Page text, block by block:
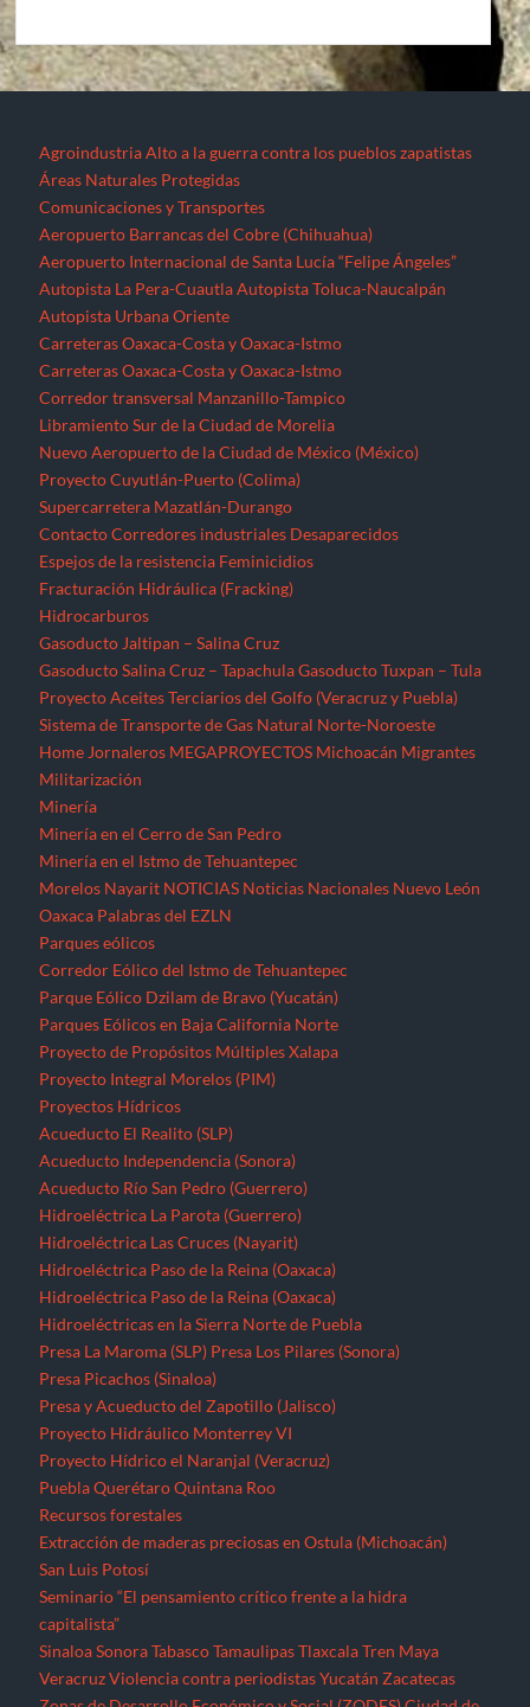
Agroindustria Alto a la guerra contra los pueblos zapatistas
Áreas Naturales Protegidas
Comunicaciones y Transportes
Aeropuerto Barrancas del Cobre (Chihuahua)
Aeropuerto Internacional de Santa Lucía “Felipe Ángeles”
Autopista La Pera-Cuautla Autopista Toluca-Naucalpán
Autopista Urbana Oriente
Carreteras Oaxaca-Costa y Oaxaca-Istmo
Carreteras Oaxaca-Costa y Oaxaca-Istmo
Corredor transversal Manzanillo-Tampico
Libramiento Sur de la Ciudad de Morelia
Nuevo Aeropuerto de la Ciudad de México (México)
Proyecto Cuyutlán-Puerto (Colima)
Supercarretera Mazatlán-Durango
Contacto Corredores industriales Desaparecidos
Espejos de la resistencia Feminicidios
Fracturación Hidráulica (Fracking)
Hidrocarburos
Gasoducto Jaltipan – Salina Cruz
Gasoducto Salina Cruz – Tapachula Gasoducto Tuxpan – Tula
Proyecto Aceites Terciarios del Golfo (Veracruz y Puebla)
Sistema de Transporte de Gas Natural Norte-Noroeste
Home Jornaleros MEGAPROYECTOS Michoacán Migrantes
Militarización
Minería
Minería en el Cerro de San Pedro
Minería en el Istmo de Tehuantepec
Morelos Nayarit NOTICIAS Noticias Nacionales Nuevo León
Oaxaca Palabras del EZLN
Parques eólicos
Corredor Eólico del Istmo de Tehuantepec
Parque Eólico Dzilam de Bravo (Yucatán)
Parques Eólicos en Baja California Norte
Proyecto de Propósitos Múltiples Xalapa
Proyecto Integral Morelos (PIM)
Proyectos Hídricos
Acueducto El Realito (SLP)
Acueducto Independencia (Sonora)
Acueducto Río San Pedro (Guerrero)
Hidroeléctrica La Parota (Guerrero)
Hidroeléctrica Las Cruces (Nayarit)
Hidroeléctrica Paso de la Reina (Oaxaca)
Hidroeléctrica Paso de la Reina (Oaxaca)
Hidroeléctricas en la Sierra Norte de Puebla
Presa La Maroma (SLP) Presa Los Pilares (Sonora)
Presa Picachos (Sinaloa)
Presa y Acueducto del Zapotillo (Jalisco)
Proyecto Hidráulico Monterrey VI
Proyecto Hídrico el Naranjal (Veracruz)
Puebla Querétaro Quintana Roo
Recursos forestales
Extracción de maderas preciosas en Ostula (Michoacán)
San Luis Potosí
Seminario “El pensamiento crítico frente a la hidra
capitalista”
Sinaloa Sonora Tabasco Tamaulipas Tlaxcala Tren Maya
Veracruz Violencia contra periodistas Yucatán Zacatecas